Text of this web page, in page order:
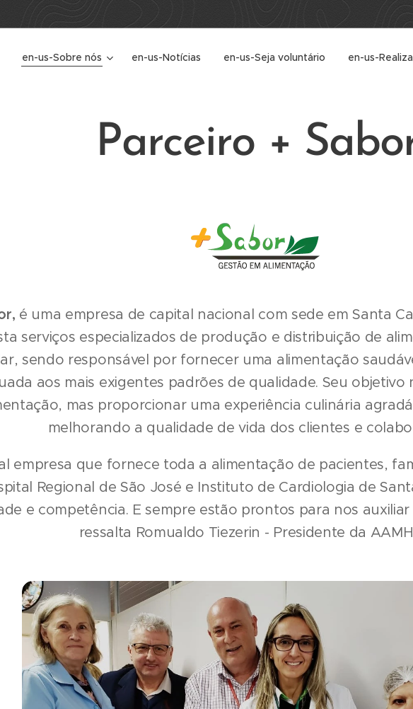
en-us-Sobre nós en-us-Notícias en-us-Seja voluntário en-us-
Parceiro +
é uma empresa de capital nacional com sede em Santa
serviços especializados de produção e distribuição de
sendo responsável por fornecer uma alimentação
aos mais exigentes padrões de qualidade. Seu
mas proporcionar uma experiência culinária
melhorando a qualidade de vida dos clientes e
empresa que fornece toda a alimentação de pacientes,
Regional de São José e Instituto de Cardiologia de
e competência. E sempre estão prontos para nos
ressalta Romualdo Tiezerin - Presidente da